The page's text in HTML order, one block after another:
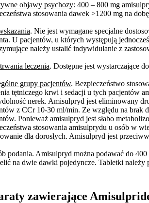
objawy psychozy: 400 – 800 mg
stosowania dawek >1200 mg na
. Nie jest wymagane specjalne
U pacjentów, u których występują
należy ustalić indywidulanie z
leczenia. Dostępne jest wystarczające
grupy pacjentów. Bezpieczeństwo
tętniczego krwi i sedacji u tych pacjentów
nerek. Amisulpryd jest eliminowany
z CCr 10-30 ml/min. Ze względu na brak
Ponieważ amisulpryd jest słabo
stosowania amisulprydu u osób w
dla dorosłych. Amisulpryd jest
podania. Amisulpryd można podawać do
na dwie dawki pojedyncze. Tabletki należy
zawierające